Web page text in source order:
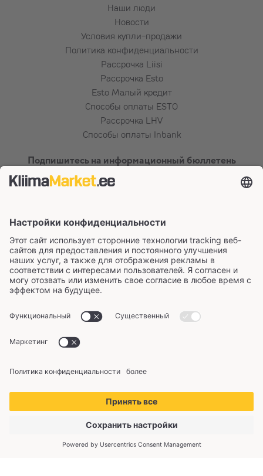
Наши люди
Новости
Условия купли-продажи
Политика конфиденциальности
Рассрочка Liisi
Рассрочка Esto
Esto Малый кредит
Способы оплаты ESTO
Рассрочка LHV
Способы оплаты Inbank
Подпишитесь на информационный бюллетень
Сертификаты и способы оплаты
Copyright © 2026 KliimaMarket OÜ. Все права